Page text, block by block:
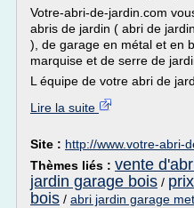
Votre-abri-de-jardin.com
abris de jardin ( abri de
), de garage en métal et en
marquise et de serre de
L équipe de votre abri de
Lire la suite
Site : http://www.votre-abri-
Thèmes liés : vente
jardin garage bois /
bois / abri jardin garage